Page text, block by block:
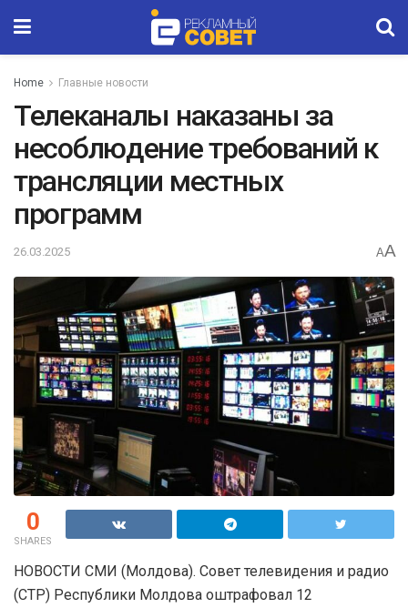
Home Главные новости
Телеканалы наказаны за
несоблюдение требований к
трансляции местных
программ
26.03.2025 AA
0
SHARES
НОВОСТИ СМИ (Молдова). Совет телевидения и радио
(СТР) Республики Молдова оштрафовал 12